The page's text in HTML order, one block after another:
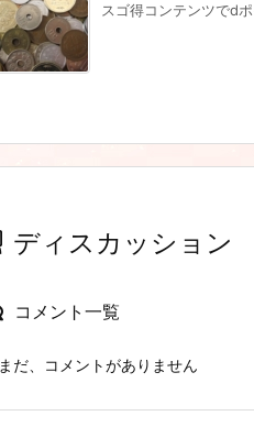
スゴ得コンテンツでd
ディスカッション
コメント一覧
まだ、コメントがありません